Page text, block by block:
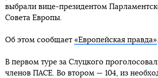
выбрали вице-президентом
Совета Европы.
Об этом сообщает «Европейская правда».
В первом туре за Слуцкого
членов ПАСЕ. Во втором — 104, из